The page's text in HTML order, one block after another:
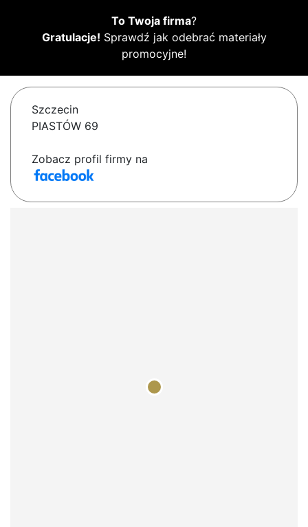
To Twoja firma?
Gratulacje! Sprawdź jak odebrać materiały
promocyjne!
Szczecin
PIASTÓW 69
Zobacz profil firmy na